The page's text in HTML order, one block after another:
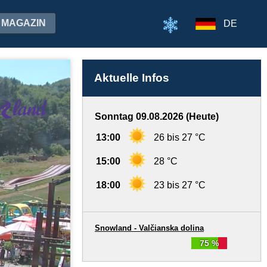
MAGAZIN DE
Aktuelle Infos
Sonntag 09.08.2026 (Heute)
13:00 26 bis 27 °C
15:00 28 °C
18:00 23 bis 27 °C
75 %
Snowland - Valčianska dolina